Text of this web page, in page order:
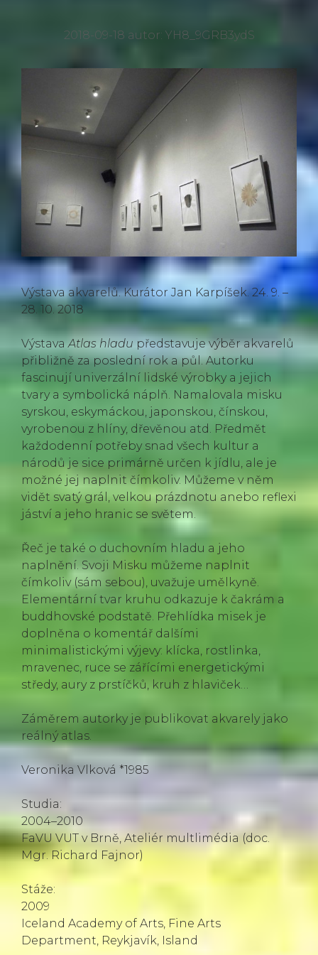
2018-09-18 autor: YH8_9GRB3ydS
Výstava akvarelů. Kurátor Jan Karpíšek. 24. 9. –
28. 10. 2018
Výstava Atlas hladu představuje výběr akvarelů
přibližně za poslední rok a půl. Autorku
fascinují univerzální lidské výrobky a jejich
tvary a symbolická náplň. Namalovala misku
syrskou, eskymáckou, japonskou, čínskou,
vyrobenou z hlíny, dřevěnou atd. Předmět
každodenní potřeby snad všech kultur a
národů je sice primárně určen k jídlu, ale je
možné jej naplnit čímkoliv. Můžeme v něm
vidět svatý grál, velkou prázdnotu anebo reflexi
jáství a jeho hranic se světem.
Řeč je také o duchovním hladu a jeho
naplnění. Svoji Misku můžeme naplnit
čímkoliv (sám sebou), uvažuje umělkyně.
Elementární tvar kruhu odkazuje k čakrám a
buddhovské podstatě. Přehlídka misek je
doplněna o komentář dalšími
minimalistickými výjevy: klícka, rostlinka,
mravenec, ruce se zářícími energetickými
středy, aury z prstíčků, kruh z hlaviček…
Záměrem autorky je publikovat akvarely jako
reálný atlas.
Veronika Vlková *1985
Studia:
2004–2010
FaVU VUT v Brně, Ateliér multlimédia (doc.
Mgr. Richard Fajnor)
Stáže:
2009
Iceland Academy of Arts, Fine Arts
Department, Reykjavík, Island